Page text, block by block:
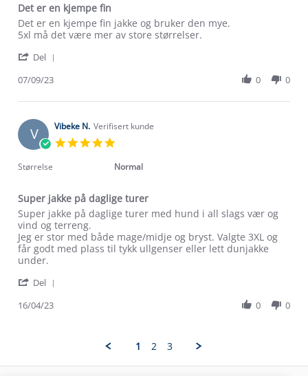
Det er en kjempe fin
Review
by
B.
7
2023
review
stating
er
kjempe
Det er en kjempe fin jakke og bruker den mye.
5xl må det være mer av store størrelser.
Del
Ingrid
on
7
Sep
07/09/23 0 0
V Vibeke N. Verifisert kunde
rating
Størrelse Normal
Super jakke på daglige turer
Review
by
Vibeke
N.
on
Apr
review
stating
Super
jakke
på
turer
Super jakke på daglige turer med hund i all slags vær og
vind og terreng.
Jeg er stor med både mage/midje og bryst. Valgte 3XL og
får godt med plass til tykk ullgenser eller lett dunjakke
under.
Del
16
16/04/23 0 0
1 2 3
Kundeservice
Kontakt oss
Konkurransevinnere
Kundeklubb
Bedrift, barnehage og SFO
Presse
Om Stormberg
Etisk handel
Dyreetikk
Trelagsprinsippet barn
Alt du trenger til Norgesferien
Dette trenger du til barnehagen
Gravidklær
Hvordan velge riktig turtøy?
Norgesferie 🇳🇴
Få turinspirasjon og tips her⛰
Overnatte utendørs⛺